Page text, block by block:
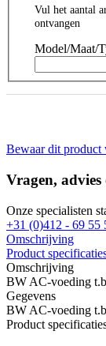
Vul het aantal
ontvangen
Model/Maat/
Bewaar dit product
Vragen,
Onze specialisten
+31 (0)412 - 69 55
Omschrijving
Product
Omschrijving
BW AC-voeding
Gegevens
BW AC-voeding
Product